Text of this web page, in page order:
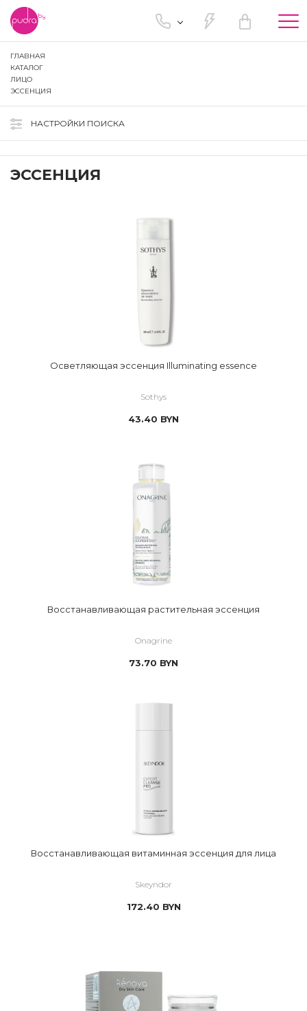
ГЛАВНАЯ
КАТАЛОГ
ЛИЦО
ЭССЕНЦИЯ
НАСТРОЙКИ ПОИСКА
ЭССЕНЦИЯ
Осветляющая эссенция Illuminating essence
Sothys
43.40 BYN
Восстанавливающая растительная эссенция
Onagrine
73.70 BYN
Восстанавливающая витаминная эссенция для лица
Skeyndor
172.40 BYN